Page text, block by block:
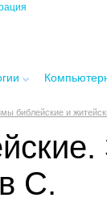
библейские и
С.